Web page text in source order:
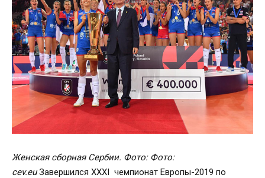
Женская сборная Сербии. Фото: Фото:
cev.euЗавершился XXXI чемпионат Европы-2019 по